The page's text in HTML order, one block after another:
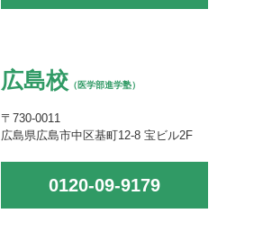
広島校 （医学部進学塾）
〒730-0011
広島県広島市中区基町12-8 宝ビル2F
0120-09-9179